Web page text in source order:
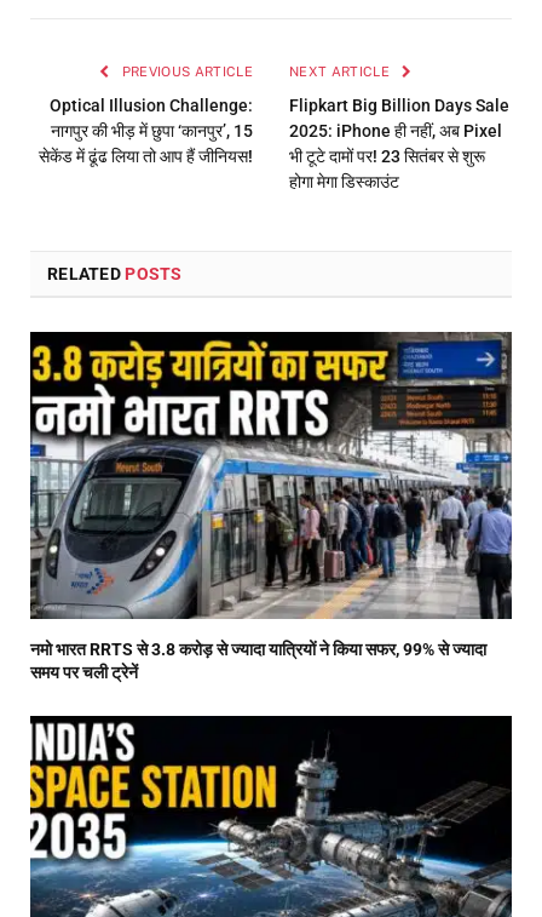
PREVIOUS ARTICLE
Optical Illusion Challenge:
नागपुर की भीड़ में छुपा ‘कानपुर’, 15
सेकेंड में ढूंढ लिया तो आप हैं जीनियस!
NEXT ARTICLE
Flipkart Big Billion Days Sale
2025: iPhone ही नहीं, अब Pixel
भी टूटे दामों पर! 23 सितंबर से शुरू
होगा मेगा डिस्काउंट
RELATED POSTS
नमो भारत RRTS से 3.8 करोड़ से ज्यादा यात्रियों ने किया सफर, 99% से ज्यादा
समय पर चली ट्रेनें